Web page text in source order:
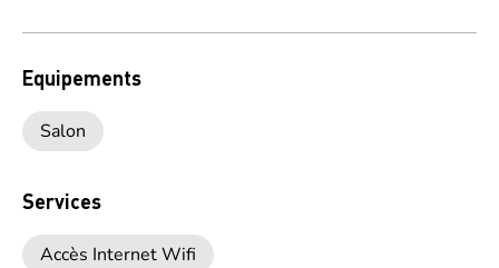
Equipements
Salon
Services
Accès Internet Wifi